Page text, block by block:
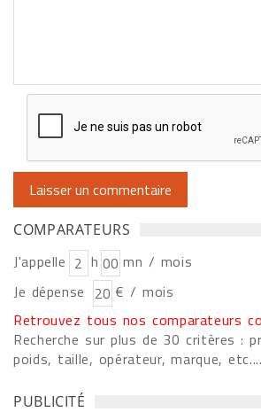
COMPARATEURS
J'appelle h
mn / mois
Je dépense
€ / mois
Retrouvez tous nos comparateurs
Recherche sur plus de 30 critères :
poids, taille, opérateur, marque, etc....
PUBLICITÉ